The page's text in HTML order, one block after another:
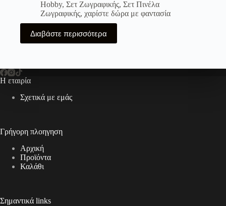
Hobby, Σετ Ζωγραφικής, Σετ Πινέλα
Ζωγραφικής, χαρίστε δώρα με φαντασία
Διαβάστε περισσότερα
Η εταιρία
Σχετικά με εμάς
Γρήγορη πλοηγηση
Αρχική
Προϊόντα
Καλάθι
Σημαντικά links